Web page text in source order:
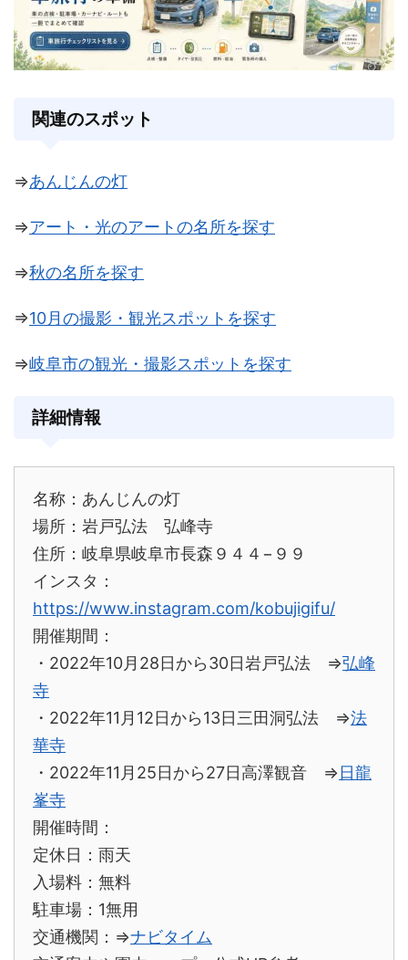
関連のスポット
⇒あんじんの灯
⇒アート・光のアートの名所を探す
⇒秋の名所を探す
⇒10月の撮影・観光スポットを探す
⇒岐阜市の観光・撮影スポットを探す
詳細情報
名称：あんじんの灯
場所： 岩戸弘法 弘峰寺
住所： 岐阜県岐阜市長森９４４−９９
インスタ：
https://www.instagram.com/kobujigifu/
開催期間：
・2022年10月28日から30日岩戸弘法 ⇒弘峰
寺
・2022年11月12日から13日三田洞弘法 ⇒法
華寺
・2022年11月25日から27日高澤観音 ⇒日龍
峯寺
開催時間：
定休日：雨天
入場料：無料
駐車場：1無用
交通機関：⇒ナビタイム